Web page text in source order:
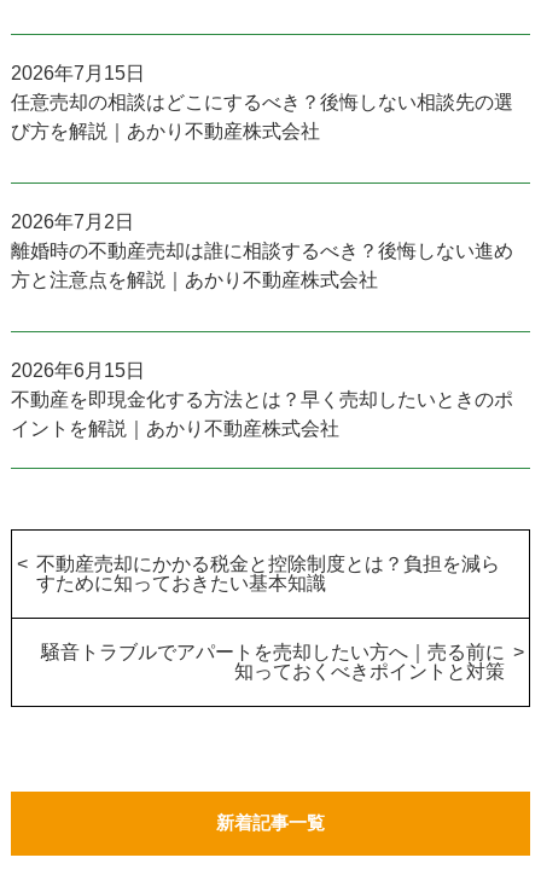
2026年7月15日
任意売却の相談はどこにするべき？後悔しない相談先の選
び方を解説｜あかり不動産株式会社
2026年7月2日
離婚時の不動産売却は誰に相談するべき？後悔しない進め
方と注意点を解説｜あかり不動産株式会社
2026年6月15日
不動産を即現金化する方法とは？早く売却したいときのポ
イントを解説｜あかり不動産株式会社
不動産売却にかかる税金と控除制度とは？負担を減ら
すために知っておきたい基本知識
騒音トラブルでアパートを売却したい方へ｜売る前に
知っておくべきポイントと対策
新着記事一覧